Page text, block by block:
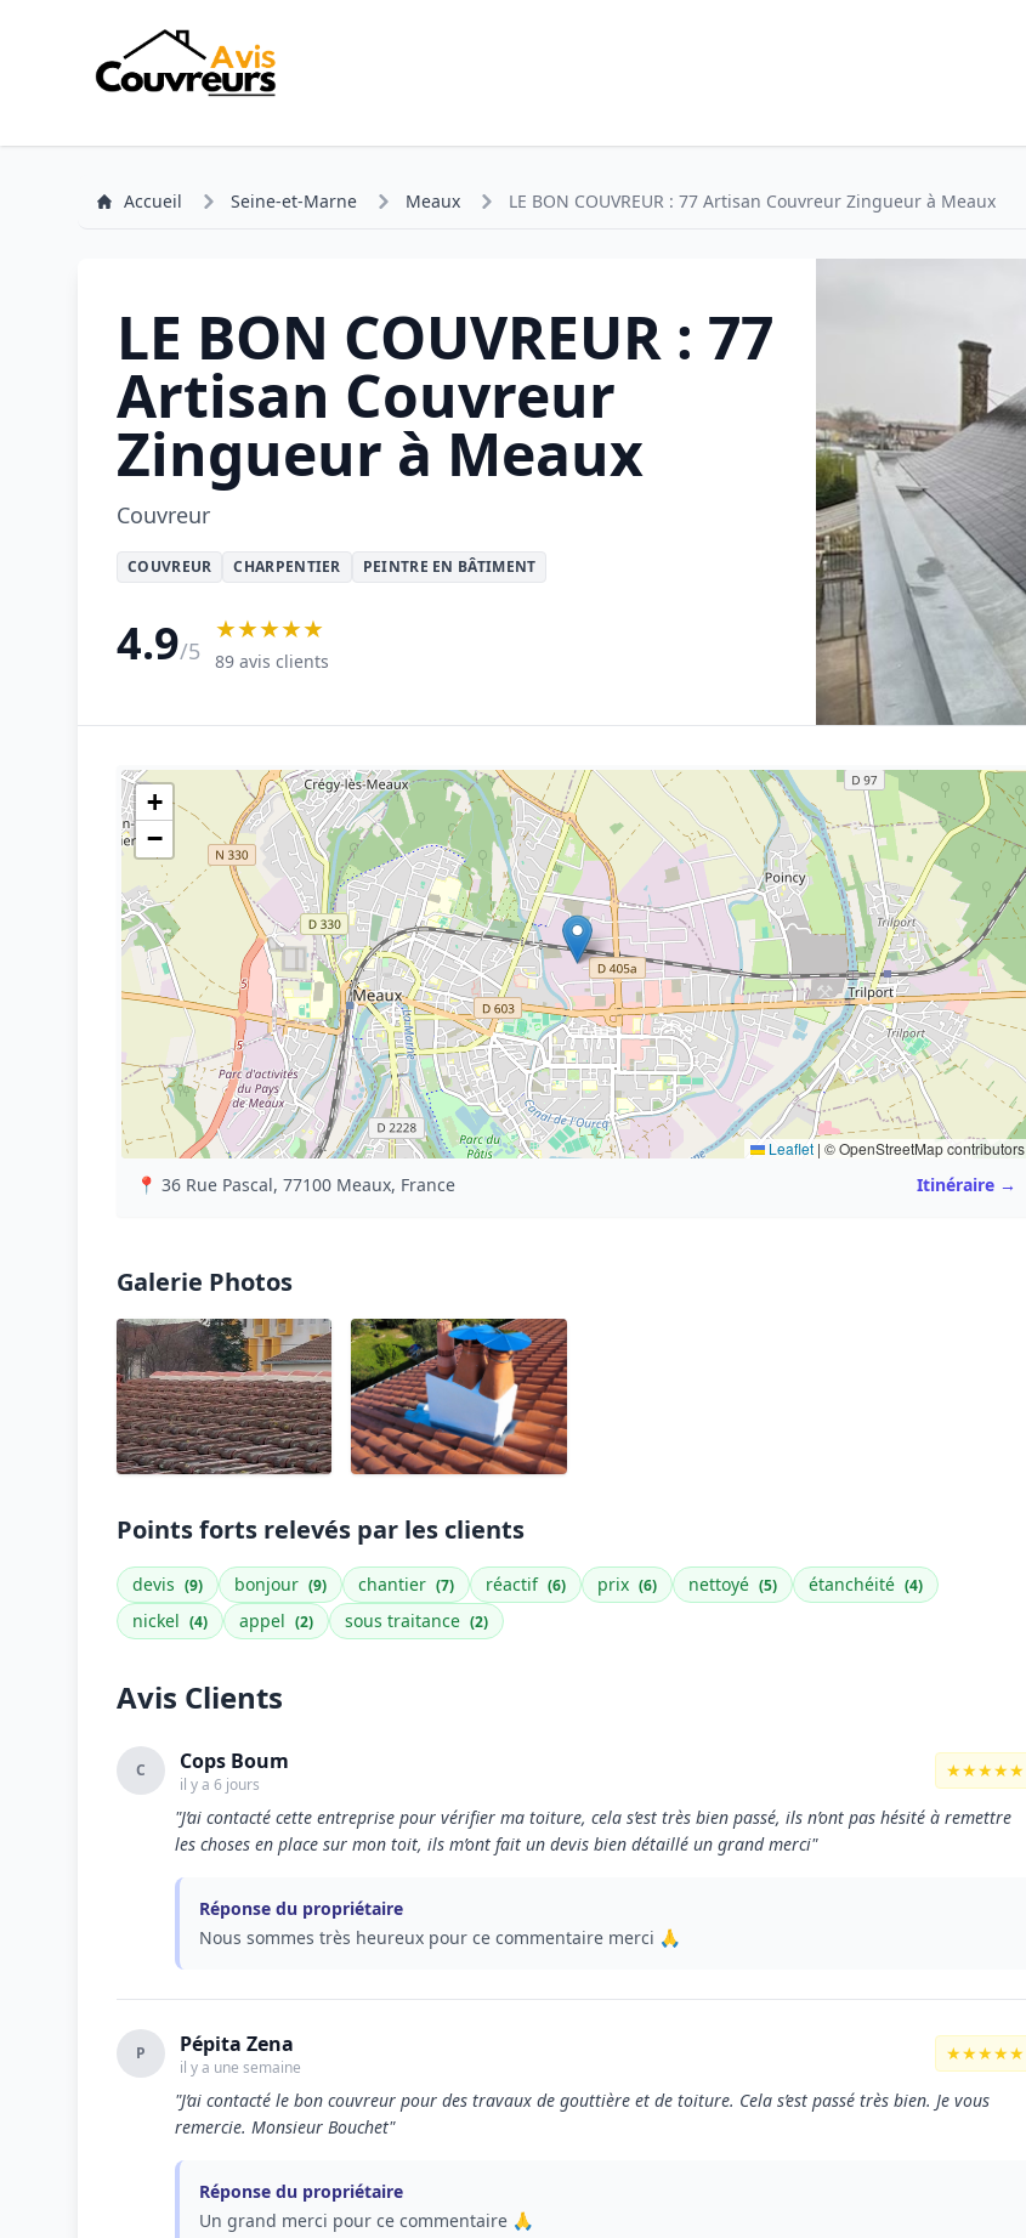
Accueil Seine-et-Marne Meaux LE BON COUVREUR : 77 Artisan Couvreur Zingueur à Meaux
LE BON COUVREUR : 77
Artisan Couvreur
Zingueur à Meaux
Couvreur
COUVREUR CHARPENTIER PEINTRE EN BÂTIMENT
4.9/5
★★★★★
89 avis clients
+
−
Leaflet | © OpenStreetMap contributors
📍 36 Rue Pascal, 77100 Meaux, France Itinéraire →
Galerie Photos
Points forts relevés par les clients
devis (9) bonjour (9) chantier (7) réactif (6) prix (6) nettoyé (5) étanchéité (4)
nickel (4) appel (2) sous traitance (2)
Avis Clients
C Cops Boum
il y a 6 jours
★★★★★
"J’ai contacté cette entreprise pour vérifier ma toiture, cela s’est très bien passé, ils n’ont pas hésité à remettre
les choses en place sur mon toit, ils m’ont fait un devis bien détaillé un grand merci"
Réponse du propriétaire
Nous sommes très heureux pour ce commentaire merci 🙏
P Pépita Zena
il y a une semaine
★★★★★
"J’ai contacté le bon couvreur pour des travaux de gouttière et de toiture. Cela s’est passé très bien. Je vous
remercie. Monsieur Bouchet"
Réponse du propriétaire
Un grand merci pour ce commentaire 🙏